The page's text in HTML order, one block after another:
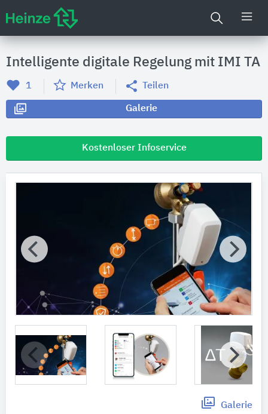
Intelligente digitale Regelung mit IMI TA
1 Merken Teilen
Galerie
Kostenloser Infoservice
Galerie